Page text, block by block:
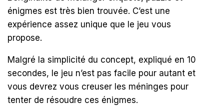
énigmes est très bien trouvée. C’est une
expérience assez unique que le jeu vous
propose.
Malgré la simplicité du concept, expliqué en 10
secondes, le jeu n’est pas facile pour autant et
vous devrez vous creuser les méninges pour
tenter de résoudre ces énigmes.